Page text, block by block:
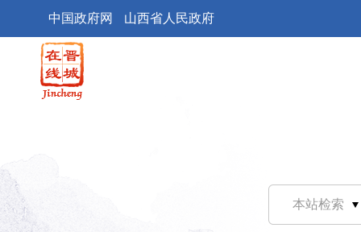
中国政府网 山西省人民政府
本站检索